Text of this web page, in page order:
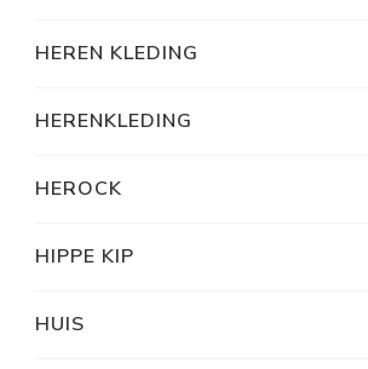
HEREN KLEDING
HERENKLEDING
HEROCK
HIPPE KIP
HUIS